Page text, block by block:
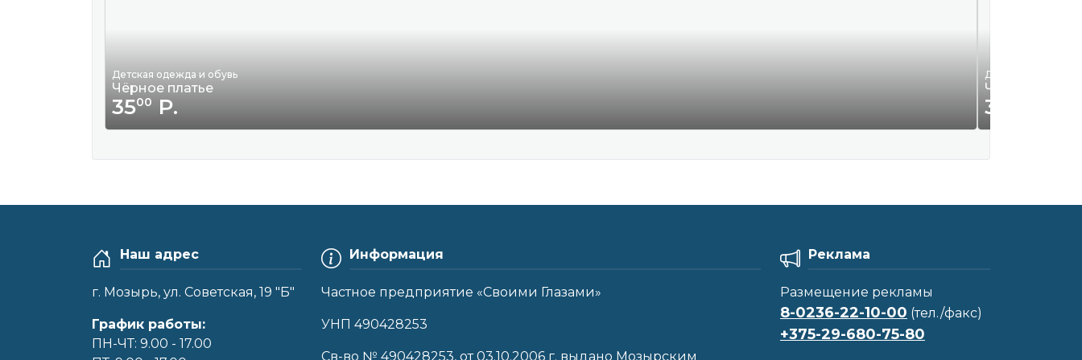
Детская одежда и обувь
Чёрное платье
3500Р.
Детская одежда и
Чёрные
35
Наш адрес
г. Мозырь, ул. Советская, 19 "Б"
График работы:
ПН-ЧТ: 9.00 - 17.00
Информация
Частное предприятие «Своими Глазами»
УНП 490428253
Cв-во № 490428253, от 03.10.2006 г. выдано Мозырским
Реклама
Размещение рекламы
8-0236-22-10-00 (тел./факс)
+375-29-680-75-80